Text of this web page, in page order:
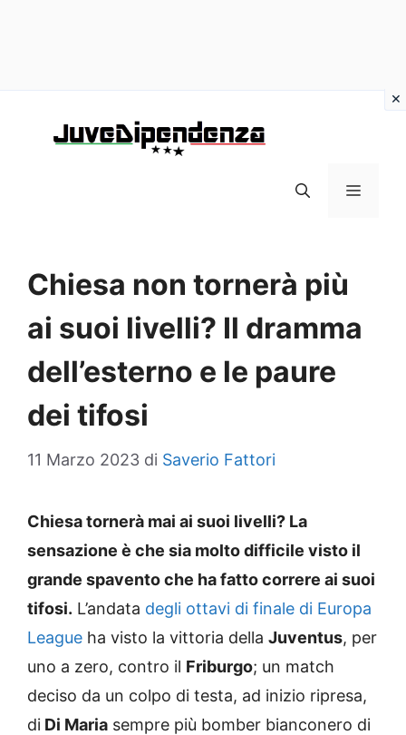
MENU
Chiesa non tornerà più
ai suoi livelli? Il dramma
dell’esterno e le paure
dei tifosi
11 Marzo 2023 di Saverio Fattori
Chiesa tornerà mai ai suoi livelli? La
sensazione è che sia molto difficile visto il
grande spavento che ha fatto correre ai suoi
tifosi. L’andata degli ottavi di finale di Europa
League ha visto la vittoria della Juventus, per
uno a zero, contro il Friburgo; un match
deciso da un colpo di testa, ad inizio ripresa,
di Di Maria sempre più bomber bianconero di